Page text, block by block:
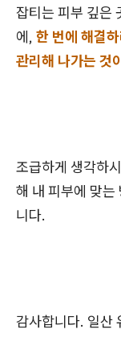
잡티는 피부 깊은
에, 한 번에 해결
관리해 나가는 것
조급하게 생각하
해 내 피부에 맞는
니다.
감사합니다. 일산